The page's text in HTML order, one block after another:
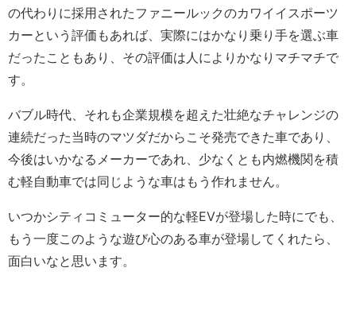
の代わりに採用されたファニールックのカワイイスポーツ
カーという評価もあれば、実際にはかなり乗り手を選ぶ車
だったこともあり、その評価は人によりかなりマチマチで
す。
バブル時代、それも企業規模を超えた壮絶なチャレンジの
連続だった当時のマツダだからこそ発売できた車であり、
今後はいかなるメーカーであれ、少なくとも内燃機関を積
む軽自動車では同じような車はもう作れません。
いつかシティコミューター的な軽EVが登場した時にでも、
もう一度このような遊び心のある車が登場してくれたら、
面白いなと思います。